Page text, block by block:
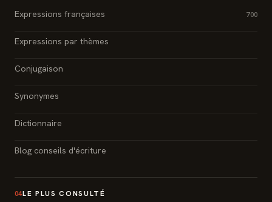
Expressions françaises 700
Expressions par thèmes
Conjugaison
Synonymes
Dictionnaire
Blog conseils d'écriture
04LE PLUS CONSULTÉ